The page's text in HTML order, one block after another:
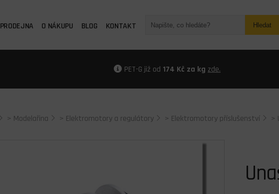
PRODEJNA O NÁKUPU BLOG KONTAKT Hledat
PET-G již od 174 Kč za kg zde.
> Modelařina > Elektromotory a regulátory > Elektromotory příslušenství >